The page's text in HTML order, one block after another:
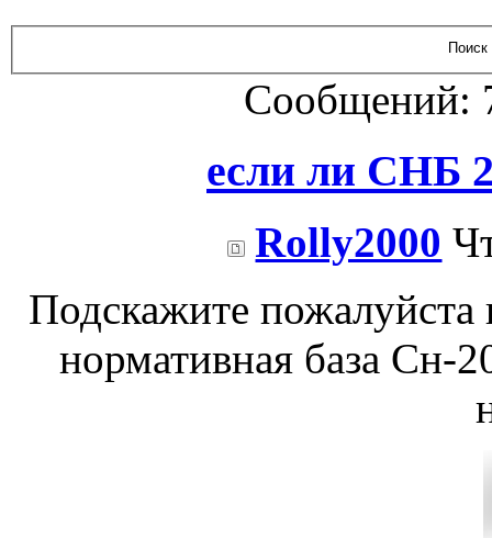
Сообщений:
если ли СНБ
Rolly2000
Подскажите пожалуйста
нормативная база Сн-